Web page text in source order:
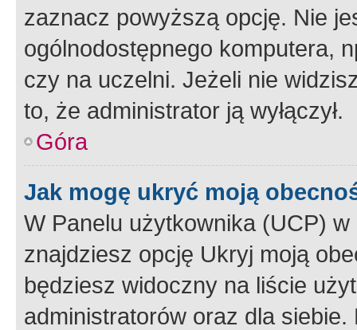
zaznacz powyższą opcję. Nie
ogólnodostępnego komputera,
czy na uczelni. Jeżeli nie
to, że administrator ją wyłączył.
Góra
Jak mogę ukryć moją
W Panelu użytkownika (UCP) w
znajdziesz opcję Ukryj moją
będziesz widoczny na liście
administratorów oraz dla